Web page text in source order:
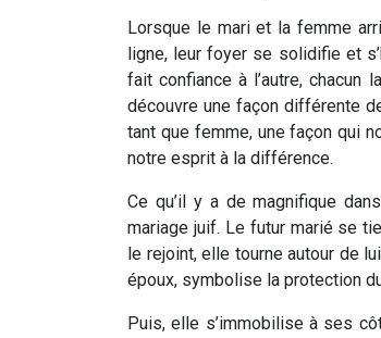
Lorsque le mari et la femme
ligne, leur foyer se solidifie et
fait confiance à l’autre, chacun
découvre une façon différente
tant que femme, une façon qui
notre esprit à la différence.
Ce qu’il y a de magnifique
mariage juif. Le futur marié se
le rejoint, elle tourne autour de
époux, symbolise la protection
Puis, elle s’immobilise à ses